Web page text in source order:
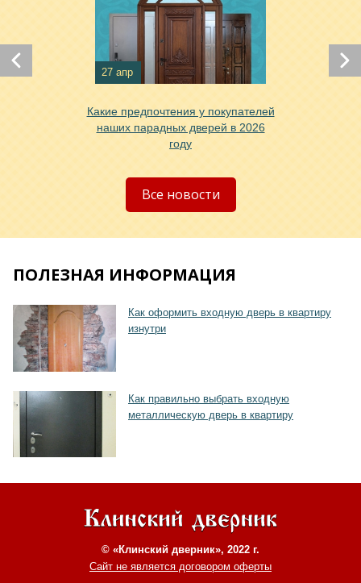
Хочу такую
Хочу такую
27 апр
Какие предпочтения у покупателей
наших парадных дверей в 2026
году
Все новости
ПОЛЕЗНАЯ ИНФОРМАЦИЯ
Как оформить входную дверь в квартиру
изнутри
Как правильно выбрать входную
металлическую дверь в квартиру
© «Клинский дверник», 2022 г.
Сайт не является договором оферты